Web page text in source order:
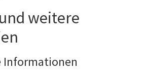
weitere
Informationen